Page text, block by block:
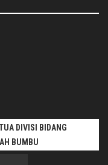
DIVISI BIDANG
BUMBU